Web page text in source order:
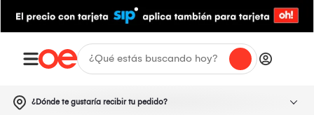
¿Dónde te gustaría recibir tu pedido?